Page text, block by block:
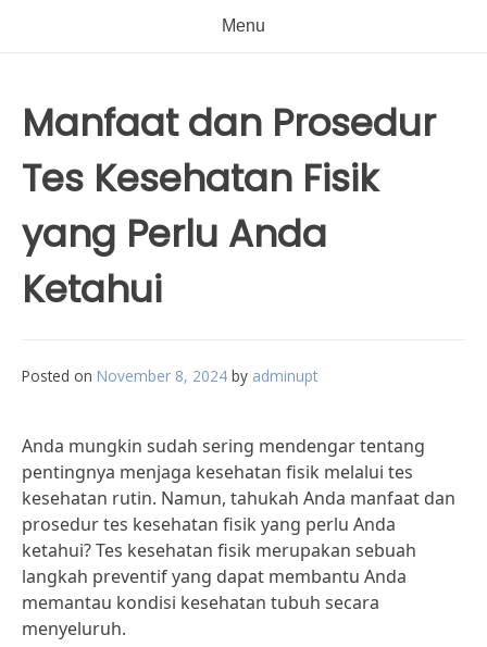
Menu
Manfaat dan Prosedur
Tes Kesehatan Fisik
yang Perlu Anda
Ketahui
Posted on November 8, 2024 by adminupt
Anda mungkin sudah sering mendengar tentang
pentingnya menjaga kesehatan fisik melalui tes
kesehatan rutin. Namun, tahukah Anda manfaat dan
prosedur tes kesehatan fisik yang perlu Anda
ketahui? Tes kesehatan fisik merupakan sebuah
langkah preventif yang dapat membantu Anda
memantau kondisi kesehatan tubuh secara
menyeluruh.